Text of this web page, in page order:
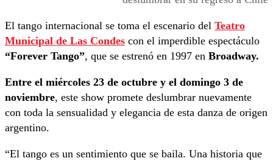
El tango internacional se toma el escenario del Teatro
Municipal de Las Condes con el imperdible espectáculo
“Forever Tango”, que se estrenó en 1997 en Broadway.
Entre el miércoles 23 de octubre y el domingo 3 de
noviembre, este show promete deslumbrar nuevamente
con toda la sensualidad y elegancia de esta danza de origen
argentino.
“El tango es un sentimiento que se baila. Una historia que